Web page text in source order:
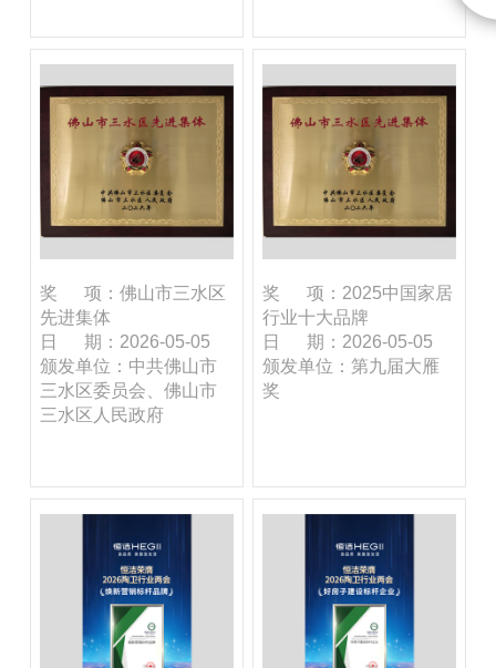
奖 项：佛山市三水区
先进集体
日 期：2026-05-05
颁发单位：中共佛山市
三水区委员会、佛山市
三水区人民政府
奖 项：2025中国家居
行业十大品牌
日 期：2026-05-05
颁发单位：第九届大雁
奖